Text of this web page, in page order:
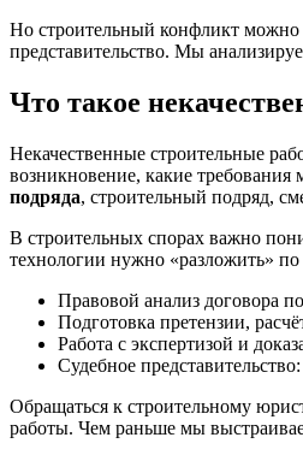
Но строительный конфликт можно
представительство. Мы
Что такое
Некачественные строительные
возникновение, какие
подряда, строительный подряд,
В строительных спорах важно
технологии нужно «разложить»
Правовой анализ договора
Подготовка претензии,
Работа с экспертизой и
Судебное
Обращаться к строительному
работы. Чем раньше мы